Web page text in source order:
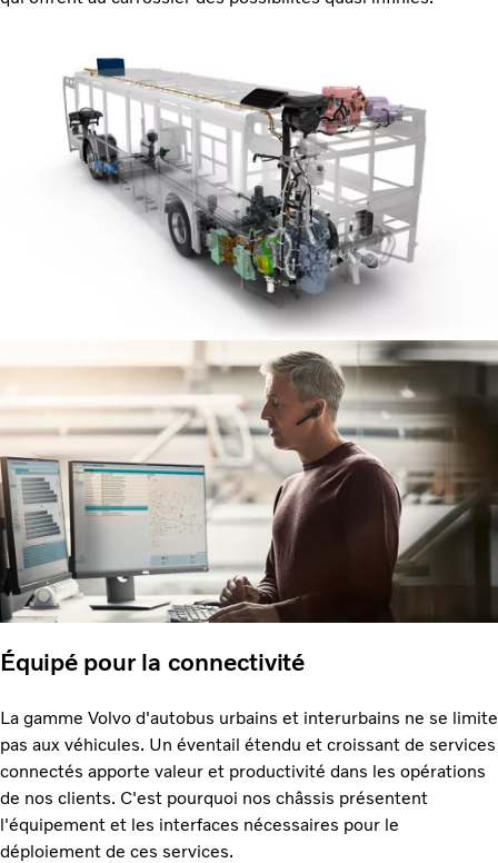
Équipé pour la connectivité
La gamme Volvo d'autobus urbains et interurbains ne se limite
pas aux véhicules. Un éventail étendu et croissant de services
connectés apporte valeur et productivité dans les opérations
de nos clients. C'est pourquoi nos châssis présentent
l'équipement et les interfaces nécessaires pour le
déploiement de ces services.